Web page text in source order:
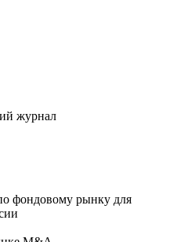
журнал
фондовому рынку для